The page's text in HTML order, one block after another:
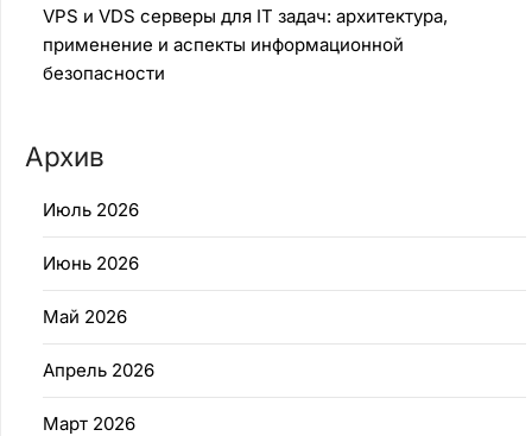
VPS и VDS серверы для IT задач: архитектура,
применение и аспекты информационной
безопасности
Архив
Июль 2026
Июнь 2026
Май 2026
Апрель 2026
Март 2026